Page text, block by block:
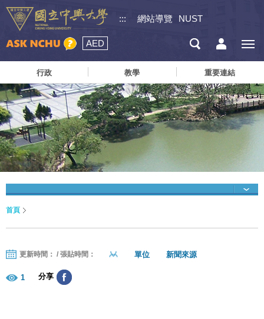
::: 網站導覽 NUST
AED
行政 教學 重要連結
首頁
更新時間： / 張貼時間： 單位 新聞來源
1 分享